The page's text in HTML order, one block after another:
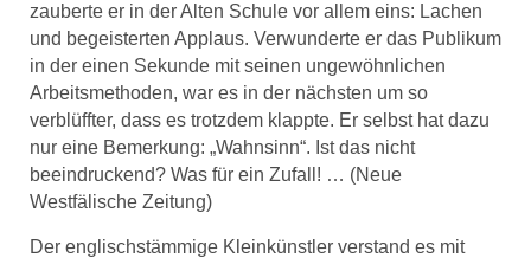
zauberte er in der Alten Schule vor allem eins: Lachen
und begeisterten Applaus. Verwunderte er das Publikum
in der einen Sekunde mit seinen ungewöhnlichen
Arbeitsmethoden, war es in der nächsten um so
verblüffter, dass es trotzdem klappte. Er selbst hat dazu
nur eine Bemerkung: „Wahnsinn“. Ist das nicht
beeindruckend? Was für ein Zufall! … (Neue
Westfälische Zeitung)
Der englischstämmige Kleinkünstler verstand es mit